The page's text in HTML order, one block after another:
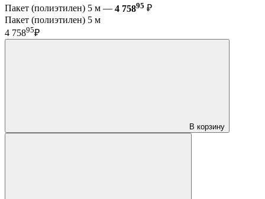
Пакет (полиэтилен) 5 м — 4 75895 ₽
Пакет (полиэтилен) 5 м
4 75895₽
В корзину